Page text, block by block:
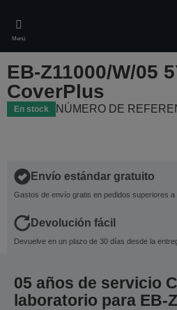
main
content
Menú
EB-Z11000/W/05
CoverPlus
En stock NÚMERO DE
Envío estándar gratuito
Gastos de envío gratis en pedidos superiores a
Devolución fácil
Devuelve en un plazo de 30 días desde la
05 años de servicio
laboratorio para EB-